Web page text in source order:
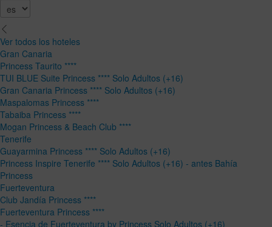
Ver todos los hoteles
Gran Canaria
Princess Taurito ****
TUI BLUE Suite Princess **** Solo Adultos (+16)
Gran Canaria Princess **** Solo Adultos (+16)
Maspalomas Princess ****
Tabaiba Princess ****
Mogan Princess & Beach Club ****
Tenerife
Guayarmina Princess **** Solo Adultos (+16)
Princess Inspire Tenerife **** Solo Adultos (+16) - antes Bahía
Princess
Fuerteventura
Club Jandía Princess ****
Fuerteventura Princess ****
- Esencia de Fuerteventura by Princess Solo Adultos (+16)